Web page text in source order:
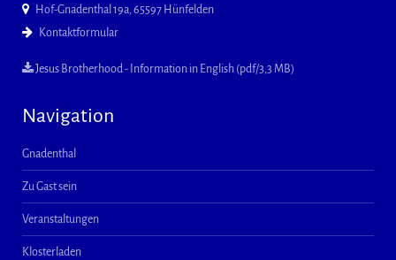
Hof-Gnadenthal 19a, 65597 Hünfelden
Kontaktformular
Jesus Brotherhood - Information in English (pdf/3,3 MB)
Navigation
Gnadenthal
Zu Gast sein
Veranstaltungen
Klosterladen